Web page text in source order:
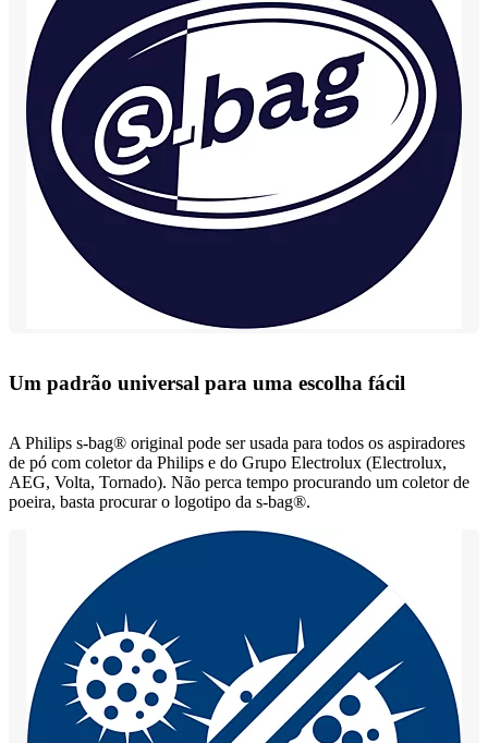
Um padrão universal para uma escolha fácil
A Philips s-bag® original pode ser usada para todos os aspiradores
de pó com coletor da Philips e do Grupo Electrolux (Electrolux,
AEG, Volta, Tornado). Não perca tempo procurando um coletor de
poeira, basta procurar o logotipo da s-bag®.